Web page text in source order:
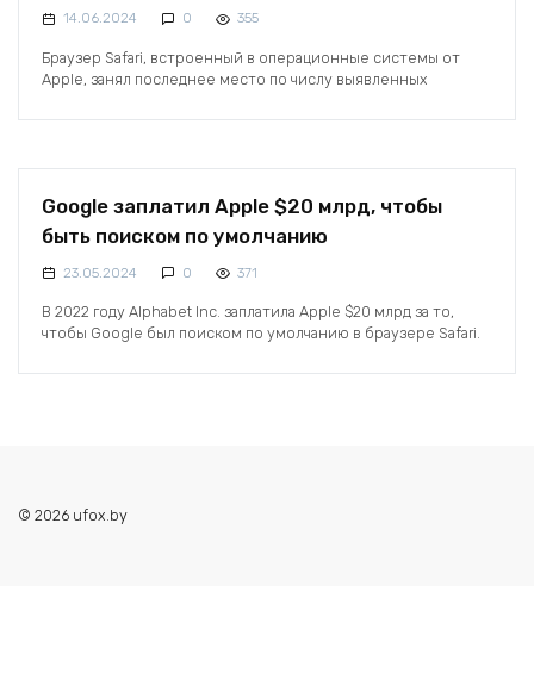
14.06.2024 0 355
Браузер Safari, встроенный в операционные системы от
Apple, занял последнее место по числу выявленных
Google заплатил Apple $20 млрд, чтобы
быть поиском по умолчанию
23.05.2024 0 371
В 2022 году Alphabet Inc. заплатила Apple $20 млрд за то,
чтобы Google был поиском по умолчанию в браузере Safari.
© 2026 ufox.by